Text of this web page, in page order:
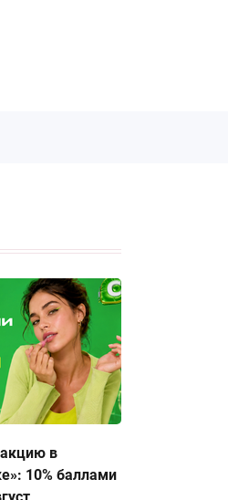
акцию в
10% баллами